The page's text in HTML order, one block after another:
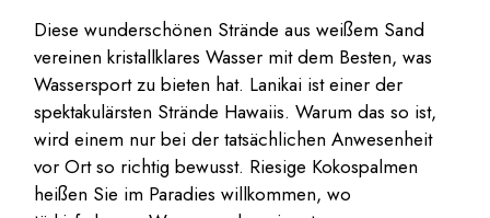
Diese wunderschönen Strände aus weißem Sand
vereinen kristallklares Wasser mit dem Besten, was
Wassersport zu bieten hat. Lanikai ist einer der
spektakulärsten Strände Hawaiis. Warum das so ist,
wird einem nur bei der tatsächlichen Anwesenheit
vor Ort so richtig bewusst. Riesige Kokospalmen
heißen Sie im Paradies willkommen, wo